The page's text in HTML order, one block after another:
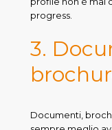
progress.
3.
Documenti,